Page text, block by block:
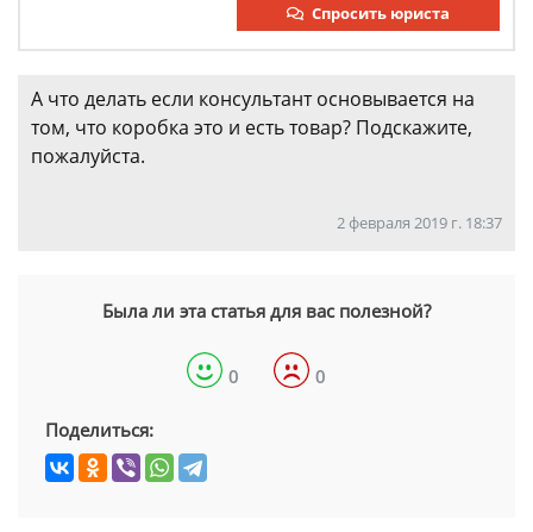
Спросить юриста
А что делать если консультант основывается на
том, что коробка это и есть товар? Подскажите,
пожалуйста.
2 февраля 2019 г. 18:37
Была ли эта статья для вас полезной?
0 0
Поделиться: